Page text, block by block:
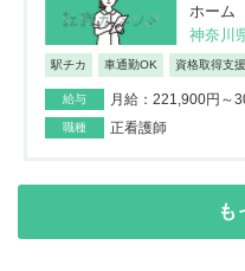
ホーム
神奈川
駅チカ 車通勤OK 資格取得支
給与 月給：221,900円～
職種 正看護師
も